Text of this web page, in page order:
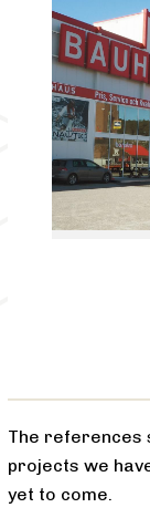
The references
projects we
yet to come.